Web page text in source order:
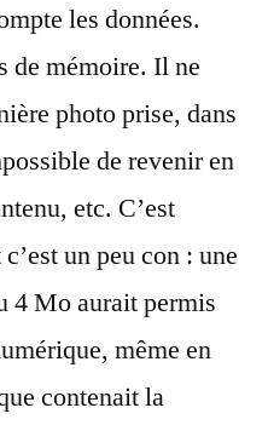
les données.
de mémoire. Il ne
photo prise, dans
de revenir en
etc. C’est
un peu con : une
4 Mo aurait permis
même en
contenait la